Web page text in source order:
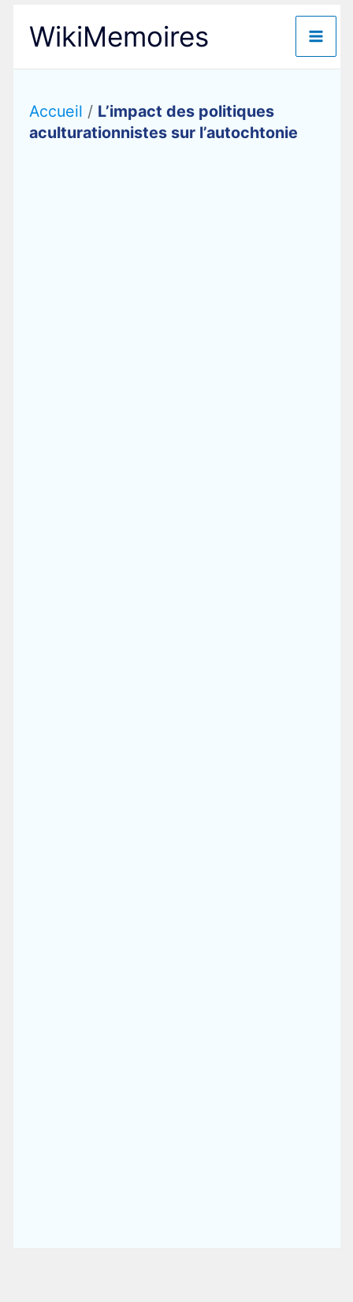
contenu
WikiMemoires
Accueil / L’impact des politiques
aculturationnistes sur l’autochtonie